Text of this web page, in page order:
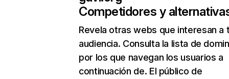
Competidores y
Revela otras webs que interesan a
audiencia. Consulta la lista de
por los que navegan los usuarios a
continuación de. El público de